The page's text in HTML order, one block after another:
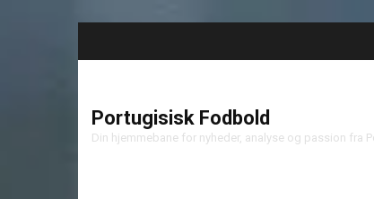
Portugisisk Fodbold
Din hjemmebane for nyheder, analyse og passion fra